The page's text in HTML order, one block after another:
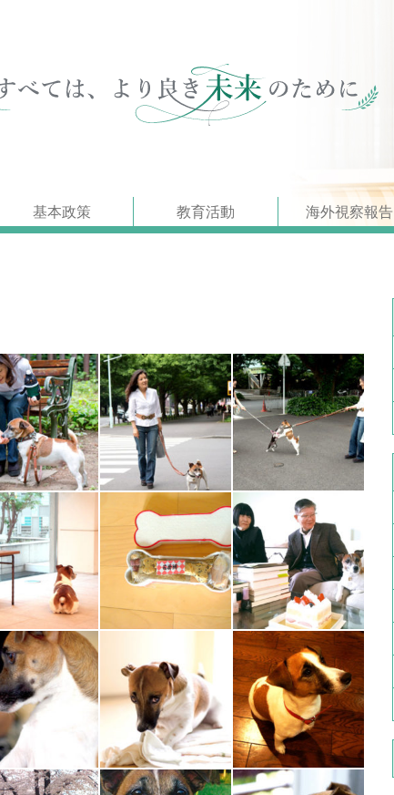
基本政策 教育活動 海外視察報告